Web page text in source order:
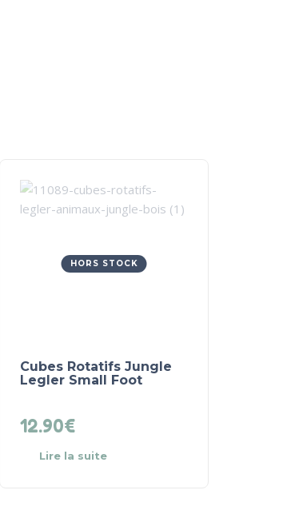
HORS STOCK
Cubes Rotatifs Jungle
Legler Small Foot
12.90€
Lire la suite